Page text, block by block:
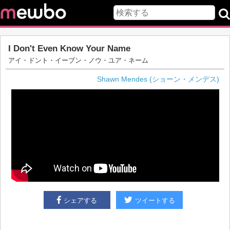
I Don't Even Know Your Name
アイ・ドント・イーブン・ノウ・ユア・ネーム
Shawn Mendes (ショーン・メンデス)
シェアする ツイートする